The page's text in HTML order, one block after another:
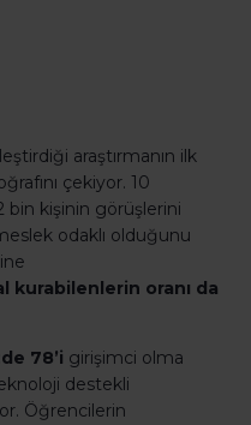
araştırmanın ilk
çekiyor. 10
bin kişinin görüşlerini
odaklı olduğunu
kurabilenlerin oranı da
78’i girişimci olma
destekli
Öğrencilerin